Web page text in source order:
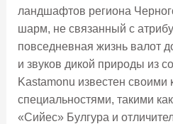
ландшафтов региона
шарм, не связанный с
повседневная жизнь валот
и звуков дикой природы из
Kastamonu известен своими
специальностями, такими
«Сийес» Булгура и